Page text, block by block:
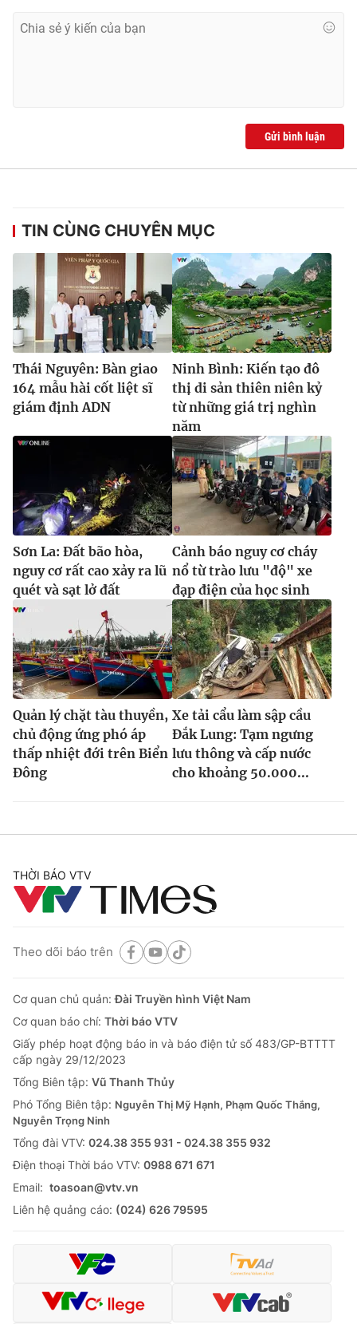
Gửi bình luận
TIN CÙNG CHUYÊN MỤC
Thái Nguyên: Bàn giao
164 mẫu hài cốt liệt sĩ
giám định ADN
Ninh Bình: Kiến tạo đô
thị di sản thiên niên kỷ
từ những giá trị nghìn
năm
Sơn La: Đất bão hòa,
nguy cơ rất cao xảy ra lũ
quét và sạt lở đất
Cảnh báo nguy cơ cháy
nổ từ trào lưu "độ" xe
đạp điện của học sinh
Quản lý chặt tàu thuyền,
chủ động ứng phó áp
thấp nhiệt đới trên Biển
Đông
Xe tải cẩu làm sập cầu
Đắk Lung: Tạm ngưng
lưu thông và cấp nước
cho khoảng 50.000...
THỜI BÁO VTV
Theo dõi báo trên
Cơ quan chủ quản:Đài Truyền hình Việt Nam
Cơ quan báo chí: Thời báo VTV
Giấy phép hoạt động báo in và báo điện tử số 483/GP-BTTTT
cấp ngày 29/12/2023
Tổng Biên tập: Vũ Thanh Thủy
Phó Tổng Biên tập: Nguyễn Thị Mỹ Hạnh, Phạm Quốc Thắng,
Nguyễn Trọng Ninh
Tổng đài VTV: 024.38 355 931 - 024.38 355 932
Ðiện thoại Thời báo VTV: 0988 671 671
Email: toasoan@vtv.vn
Liên hệ quảng cáo: (024) 626 79595